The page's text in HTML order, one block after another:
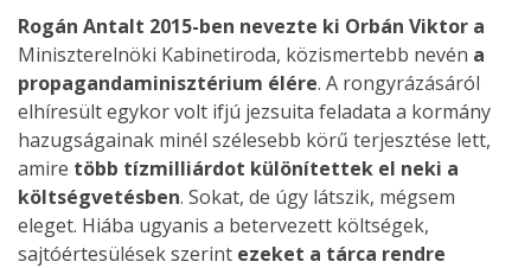
Rogán Antalt 2015-ben nevezte ki Orbán Viktor a
Miniszterelnöki Kabinetiroda, közismertebb nevén a
propagandaminisztérium élére. A rongyrázásáról
elhíresült egykor volt ifjú jezsuita feladata a kormány
hazugságainak minél szélesebb körű terjesztése lett,
amire több tízmilliárdot különítettek el neki a
költségvetésben. Sokat, de úgy látszik, mégsem
eleget. Hiába ugyanis a betervezett költségek,
sajtóértesülések szerint ezeket a tárca rendre